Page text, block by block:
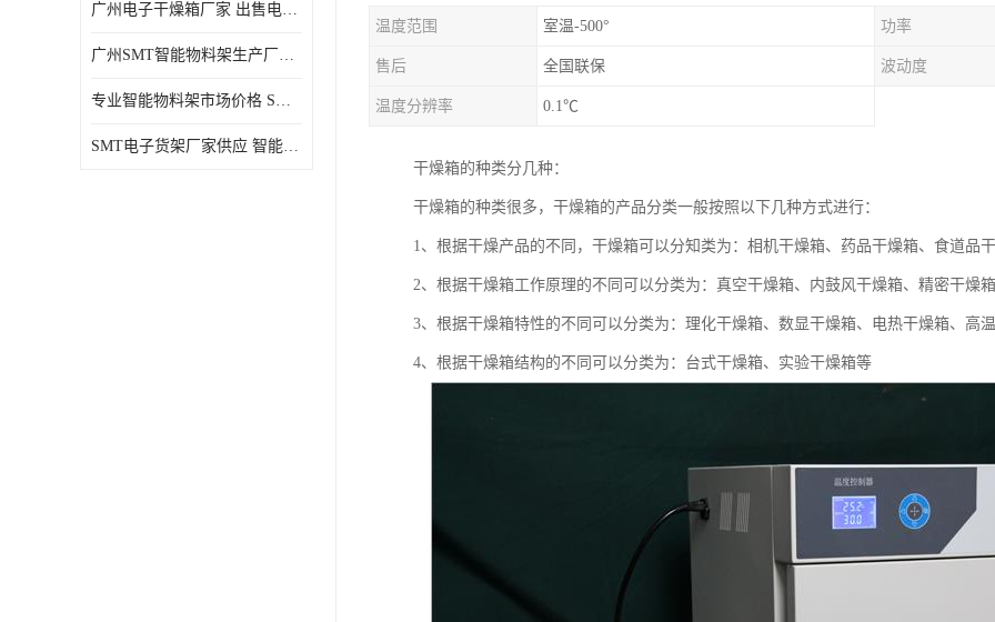
广州电子干燥箱厂家 出售电子干燥箱优惠供应价格
广州SMT智能物料架生产厂家 智能物料架设计定制
专业智能物料架市场价格 SMT智能物料架供应厂家
SMT电子货架厂家供应 智能电子货架现货直销
温度范围 室温-500° 功率
售后 全国联保 波动度
温度分辨率 0.1℃
干燥箱的种类分几种：
干燥箱的种类很多，干燥箱的产品分类一般按照以下几种方式进行：
1、根据干燥产品的不同，干燥箱可以分知类为：相机干燥箱、药品干燥箱、食道品
2、根据干燥箱工作原理的不同可以分类为：真空干燥箱、内鼓风干燥箱、精密干燥
3、根据干燥箱特性的不同可以分类为：理化干燥箱、数显干燥箱、电热干燥箱、高
4、根据干燥箱结构的不同可以分类为：台式干燥箱、实验干燥箱等